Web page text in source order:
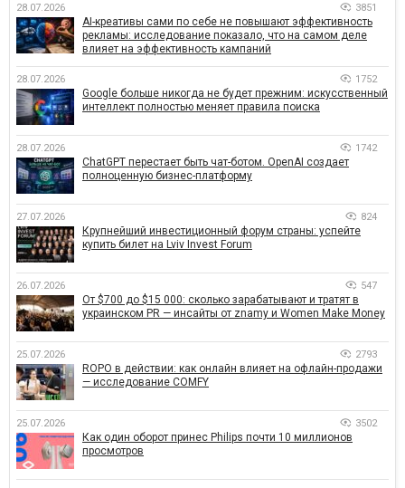
28.07.2026 3851
AI-креативы сами по себе не повышают эффективность
рекламы: исследование показало, что на самом деле
влияет на эффективность кампаний
28.07.2026 1752
Google больше никогда не будет прежним: искусственный
интеллект полностью меняет правила поиска
28.07.2026 1742
ChatGPT перестает быть чат-ботом. OpenAI создает
полноценную бизнес-платформу
27.07.2026 824
Крупнейший инвестиционный форум страны: успейте
купить билет на Lviv Invest Forum
26.07.2026 547
От $700 до $15 000: сколько зарабатывают и тратят в
украинском PR — инсайты от znamy и Women Make Money
25.07.2026 2793
ROPO в действии: как онлайн влияет на офлайн-продажи
— исследование COMFY
25.07.2026 3502
Как один оборот принес Philips почти 10 миллионов
просмотров